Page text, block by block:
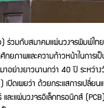
สมาคมแผ่นวงจรพิมพ์ไทยและ
ภาพและความก้าวหน้าในการเ
ย่างยาวนานกว่า 40 ปี ระหว่
ปิดเผยว่า ด้วยกระแสการเปลี่ย
และแผ่นวงจรอิเล็กทรอนิกส์